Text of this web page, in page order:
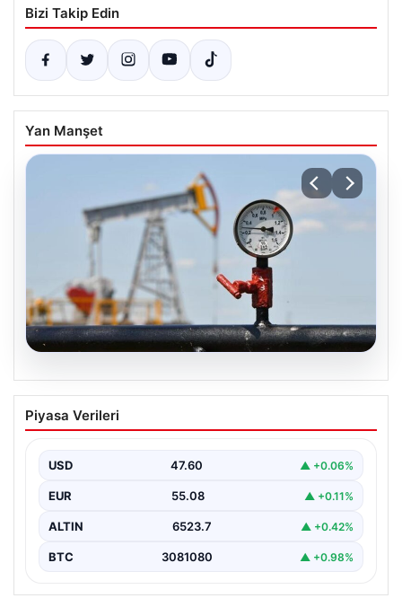
Bizi Takip Edin
Yan Manşet
05.08.2026
25 Mayıs Petrol Fiyatlarında Düşüş:
Brent ve WTI Güncel Durum
maddelerinden biri olan petrol fiyatlarındaki hareketlilik,
özellikle Orta…
Piyasa Verileri
USD 47.60 ▲ +0.06%
EUR 55.08 ▲ +0.11%
ALTIN 6523.7 ▲ +0.42%
BTC 3081080 ▲ +0.98%